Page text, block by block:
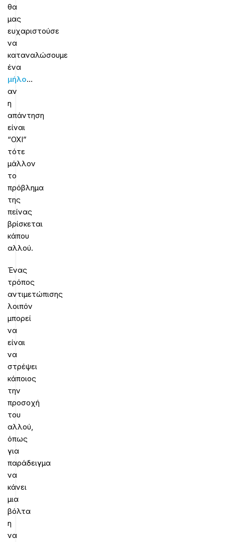
θα
μας
ευχαριστούσε
να
καταναλώσουμε
ένα
μήλο…
αν
η
απάντηση
είναι
“ΟΧΙ”
τότε
μάλλον
το
πρόβλημα
της
πείνας
βρίσκεται
κάπου
αλλού.
Ένας
τρόπος
αντιμετώπισης
λοιπόν
μπορεί
να
είναι
να
στρέψει
κάποιος
την
προσοχή
του
αλλού,
όπως
για
παράδειγμα
να
κάνει
μια
βόλτα
η
να